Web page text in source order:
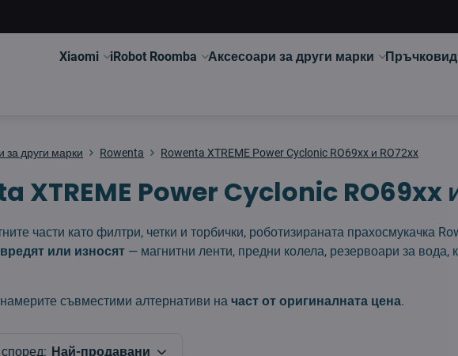
Xiaomi iRobot Roomba Аксесоари за други марки
за други марки Rowenta Rowenta XTREME Power Cyclonic RO69xx и RO72xx
XTREME Power Cyclonic RO69xx
части като филтри, четки и торбички, роботизираната прахосмукачка
или износят — магнитни ленти, предни колела, резервоари за вода,
съвместими алтернативи начаст от оригиналната цена.
Най-продавани